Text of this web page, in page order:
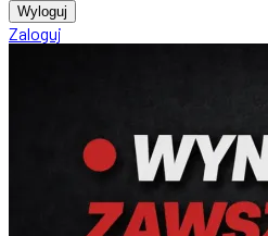
Wyloguj
Zaloguj